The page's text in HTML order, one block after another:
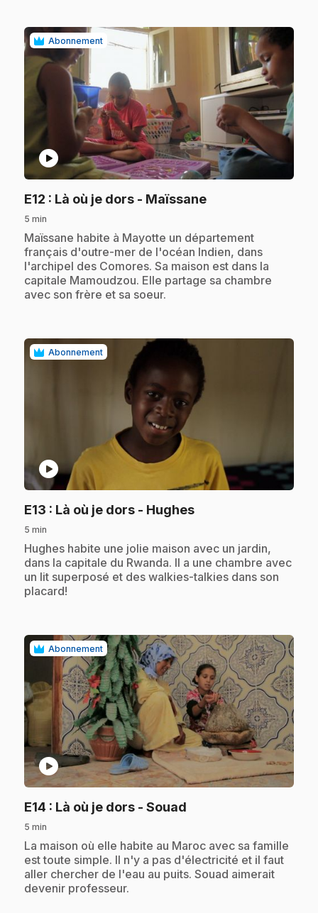
Abonnement
play_circle
E12 : Là où je dors - Maïssane.
5 min
.Maïssane habite à Mayotte un département
français d'outre-mer de l'océan Indien, dans
l'archipel des Comores. Sa maison est dans la
capitale Mamoudzou. Elle partage sa chambre
avec son frère et sa soeur.
Abonnement
play_circle
E13 : Là où je dors - Hughes.
5 min
.Hughes habite une jolie maison avec un jardin,
dans la capitale du Rwanda. Il a une chambre avec
un lit superposé et des walkies-talkies dans son
placard!
Abonnement
play_circle
E14 : Là où je dors - Souad
5 min
.La maison où elle habite au Maroc avec sa famille
est toute simple. Il n'y a pas d'électricité et il faut
aller chercher de l'eau au puits. Souad aimerait
devenir professeur.